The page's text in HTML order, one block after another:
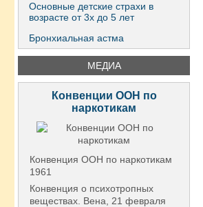
Основные детские страхи в
возрасте от 3х до 5 лет
Бронхиальная астма
МЕДИА
Конвенции ООН по
наркотикам
Конвенция ООН по наркотикам
1961
Конвенция о психотропных
веществах. Вена, 21 февраля